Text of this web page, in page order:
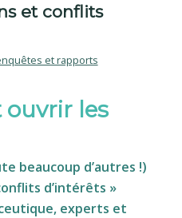
et conflits
et rapports
ouvrir les
beaucoup d’autres !)
d’intérêts »
experts et